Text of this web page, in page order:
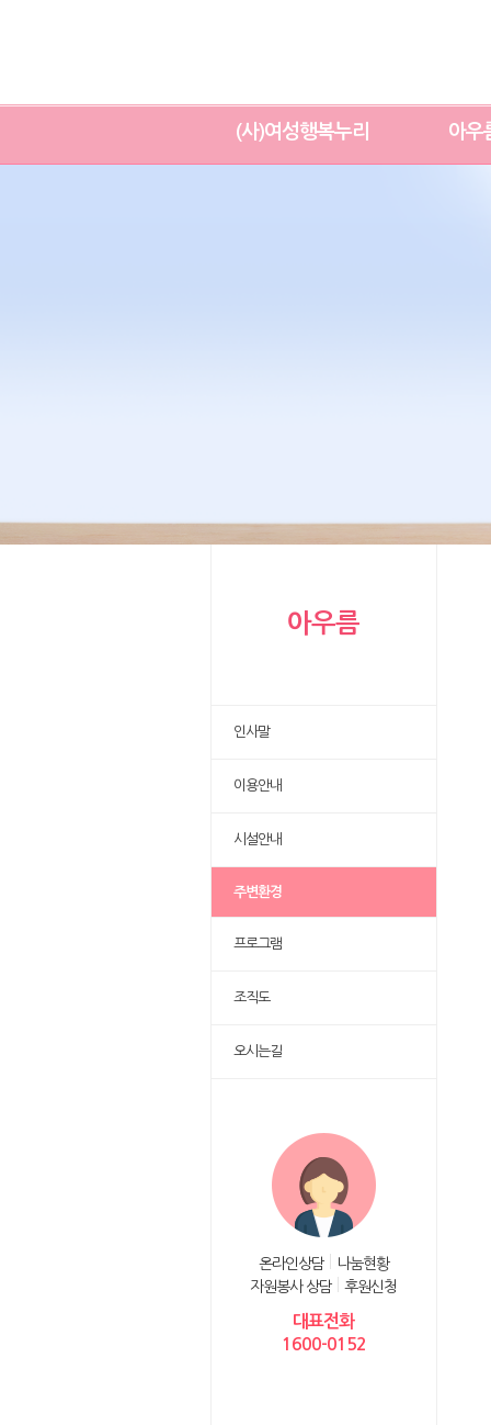
(사)여성행복누리 아우
아우름
인사말
이용안내
시설안내
주변환경
프로그램
조직도
오시는길
온라인상담
나눔현황
자원봉사 상담
후원신청
대표전화
1600-0152